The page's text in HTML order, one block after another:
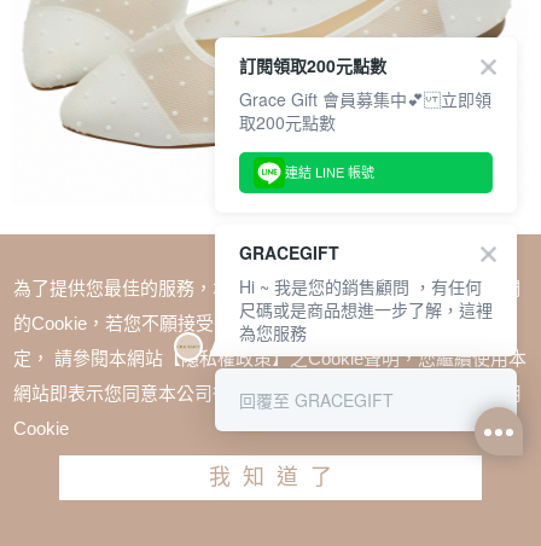
SALE
巴黎珠點網紗平底娃娃鞋 米白
TWD $1880 TWD $1280
尺寸參考表
為了提供您最佳的服務，本網站會在您的電腦中放置並取用我們
的Cookie，若您不願接受Cookie時應如何變更電腦的Cookie設
定， 請參閱本網站【隱私權政策】之Cookie聲明，您繼續使用本
網站即表示您同意本公司得按本網站使用條款之Cookie聲明使用
Cookie
我知道了
訂閱領取200元點數
Grace Gift 會員募集中💕 立即領
取200元點數
連結 LINE 帳號
GRACEGIFT
Hi ~ 我是您的銷售顧問 ，有任何
尺碼或是商品想進一步了解，這裡
為您服務
回覆至 GRACEGIFT